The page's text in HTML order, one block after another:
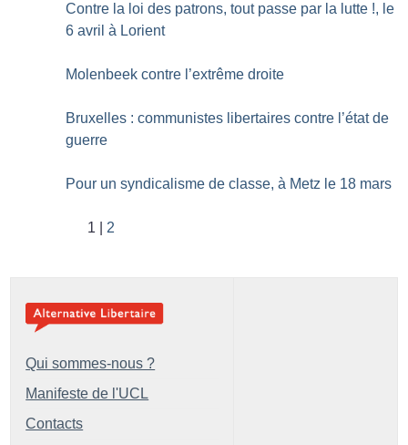
Contre la loi des patrons, tout passe par la lutte !, le
6 avril à Lorient
Molenbeek contre l’extrême droite
Bruxelles : communistes libertaires contre l’état de
guerre
Pour un syndicalisme de classe, à Metz le 18 mars
1 2
Qui sommes-nous ?
Manifeste de l'UCL
Contacts